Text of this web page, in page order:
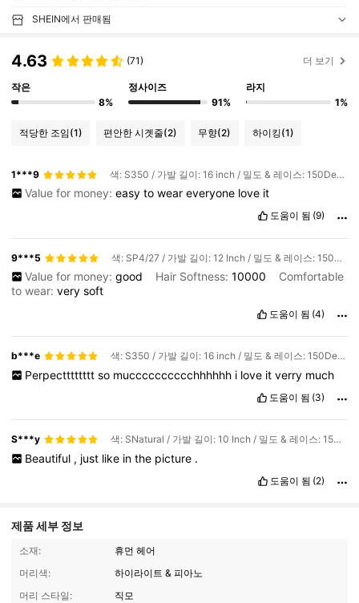
SHEIN에서 판매됨
4.63 (71) 더 보기
작은
8%
정사이즈
91%
라지
1%
적당한 조임(1) 편안한 시곗줄(2) 무향(2) 하이킹(1)
1***9 색: S350 / 가발 길이: 16 inch / 밀도 & 레이스: 150Density 6*4
Value for money: easy to wear everyone love it
도움이 됨 (9)
9***5 색: SP4/27 / 가발 길이: 12 Inch / 밀도 & 레이스: 150Density 6*4
Value for money: good Hair Softness: 10000
Comfortable
to wear:verysoft
도움이 됨 (4)
b***e 색: S350 / 가발 길이: 16 inch / 밀도 & 레이스: 150Density 6*4
Perpectttttttt so mucccccccccchhhhhh i love it verry much
도움이 됨 (3)
S***y 색: SNatural / 가발 길이: 10 Inch / 밀도 & 레이스: 150Density 6*4
Beautiful , just like in the picture .
도움이 됨 (2)
제품 세부 정보
소재:
휴먼 헤어
머리색:
하이라이트 & 피아노
머리 스타일:
직모